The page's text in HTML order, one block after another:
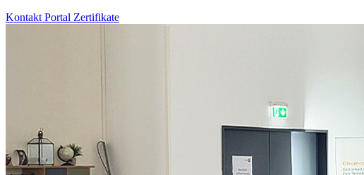
Kontakt Portal Zertifikate